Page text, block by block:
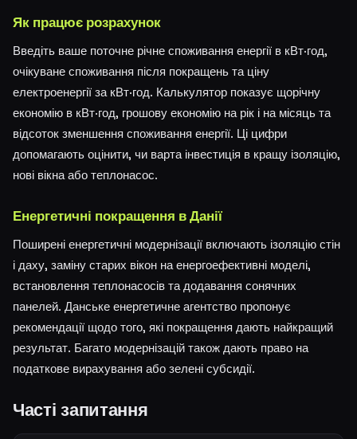
Як працює розрахунок
Введіть ваше поточне річне споживання енергії в кВт·год,
очікуване споживання після покращень та ціну
електроенергії за кВт·год. Калькулятор показує щорічну
економію в кВт·год, грошову економію на рік і на місяць та
відсоток зменшення споживання енергії. Ці цифри
допомагають оцінити, чи варта інвестиція в кращу ізоляцію,
нові вікна або теплонасос.
Енергетичні покращення в Данії
Поширені енергетичні модернізації включають ізоляцію стін
і даху, заміну старих вікон на енергоефективні моделі,
встановлення теплонасосів та додавання сонячних
панелей. Данське енергетичне агентство пропонує
рекомендації щодо того, які покращення дають найкращий
результат. Багато модернізацій також дають право на
податкове вирахування або зелені субсидії.
Часті запитання